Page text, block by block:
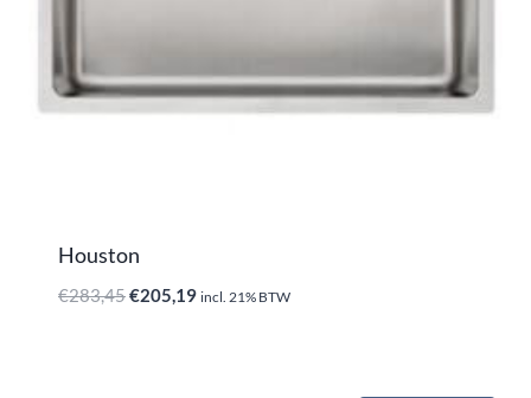
Houston
€283,45Oorspronkelijke
€205,19Huidige
incl. 21% BTW